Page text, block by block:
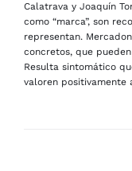
Calatrava y Joaquín
como “marca”, son
representan.
concretos, que
Resulta sintomático
valoren positivamente